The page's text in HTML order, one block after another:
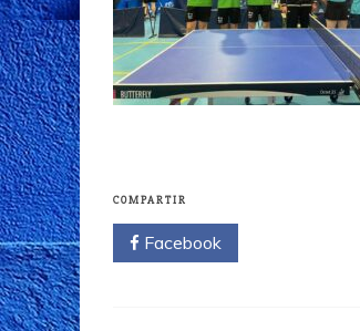
COMPARTIR
Facebook